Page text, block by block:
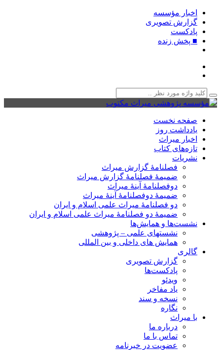
اخبار مؤسسه
گزارش تصویری
پادکست‌
■ پخش زنده
صفحه نخست
یادداشت روز
اخبار میراث
تازه‌های کتاب
نشریات
فصلنامۀ گزارش میراث
ضمیمۀ فصلنامۀ گزارش میراث
دوفصلنامۀ آینۀ میراث
ضمیمۀ دوفصلنامۀ آینۀ میراث
دو فصلنامۀ میراث علمی اسلام و ایران
ضمیمۀ دو فصلنامۀ میراث علمی اسلام و ایران
نشست‌ها و همایش‌ها
نشستهای علمی – پژوهشی
همایش های داخلی و بین المللی
گالری
گزارش تصویری
پادکست‌ها
ویدئو
یاد مفاخر
نسخه و سند
نگاره
با میراث
درباره ما
تماس با ما
عضویت در خبرنامه